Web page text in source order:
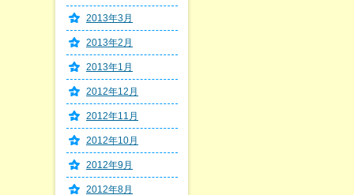
2013年3月
2013年2月
2013年1月
2012年12月
2012年11月
2012年10月
2012年9月
2012年8月